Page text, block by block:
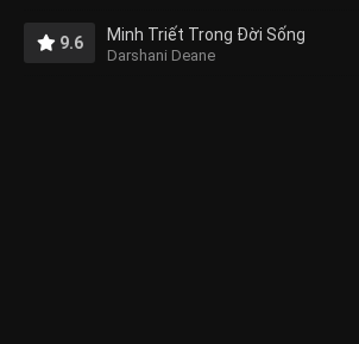
9.6 Minh Triết Trong Đời Sống
Darshani Deane